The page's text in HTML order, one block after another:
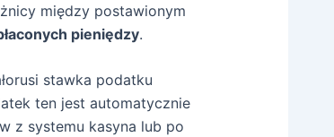
między postawionym
pieniędzy.
stawka podatku
ten jest automatycznie
z systemu kasyna lub po